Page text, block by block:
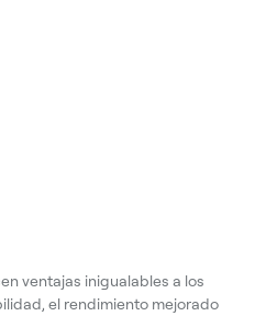
ventajas inigualables a los
el rendimiento mejorado